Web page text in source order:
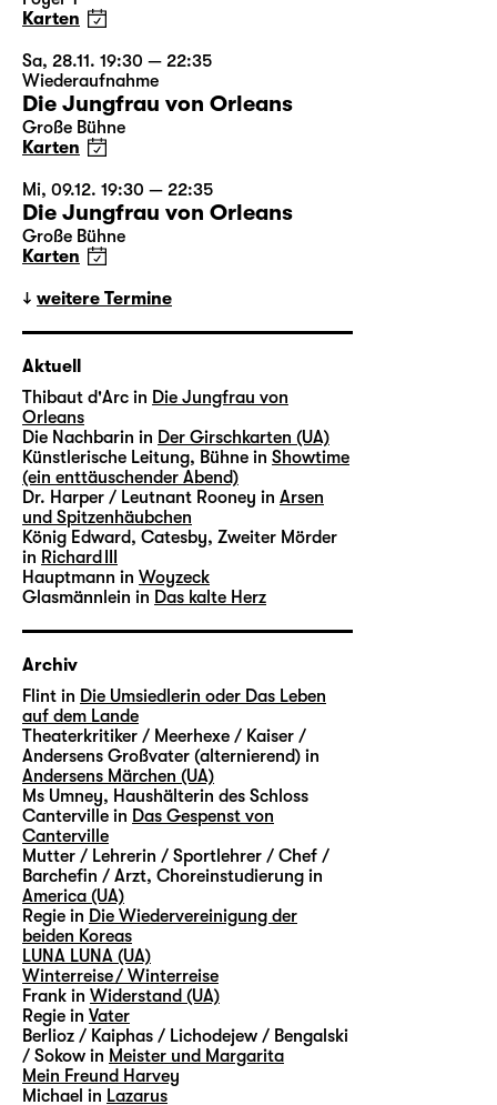
Karten
Sa, 28.11. 19:30 — 22:35
Wiederaufnahme
Die Jungfrau von Orleans
Große Bühne
Karten
Mi, 09.12. 19:30 — 22:35
Die Jungfrau von Orleans
Große Bühne
Karten
weitere Termine
Aktuell
Thibaut d'Arc in Die Jungfrau von
Orleans
Die Nachbarin in Der Girschkarten (UA)
Künstlerische Leitung, Bühne in Showtime
(ein enttäuschender Abend)
Dr. Harper / Leutnant Rooney in Arsen
und Spitzenhäubchen
König Edward, Catesby, Zweiter Mörder
in Richard III
Hauptmann in Woyzeck
Glasmännlein in Das kalte Herz
Archiv
Flint in Die Umsiedlerin oder Das Leben
auf dem Lande
Theaterkritiker / Meerhexe / Kaiser /
Andersens Großvater (alternierend) in
Andersens Märchen (UA)
Ms Umney, Haushälterin des Schloss
Canterville in Das Gespenst von
Canterville
Mutter / Lehrerin / Sportlehrer / Chef /
Barchefin / Arzt, Choreinstudierung in
America (UA)
Regie in Die Wiedervereinigung der
beiden Koreas
LUNA LUNA (UA)
Winterreise / Winterreise
Frank in Widerstand (UA)
Regie in Vater
Berlioz / Kaiphas / Lichodejew / Bengalski
/ Sokow in Meister und Margarita
Mein Freund Harvey
Michael in Lazarus